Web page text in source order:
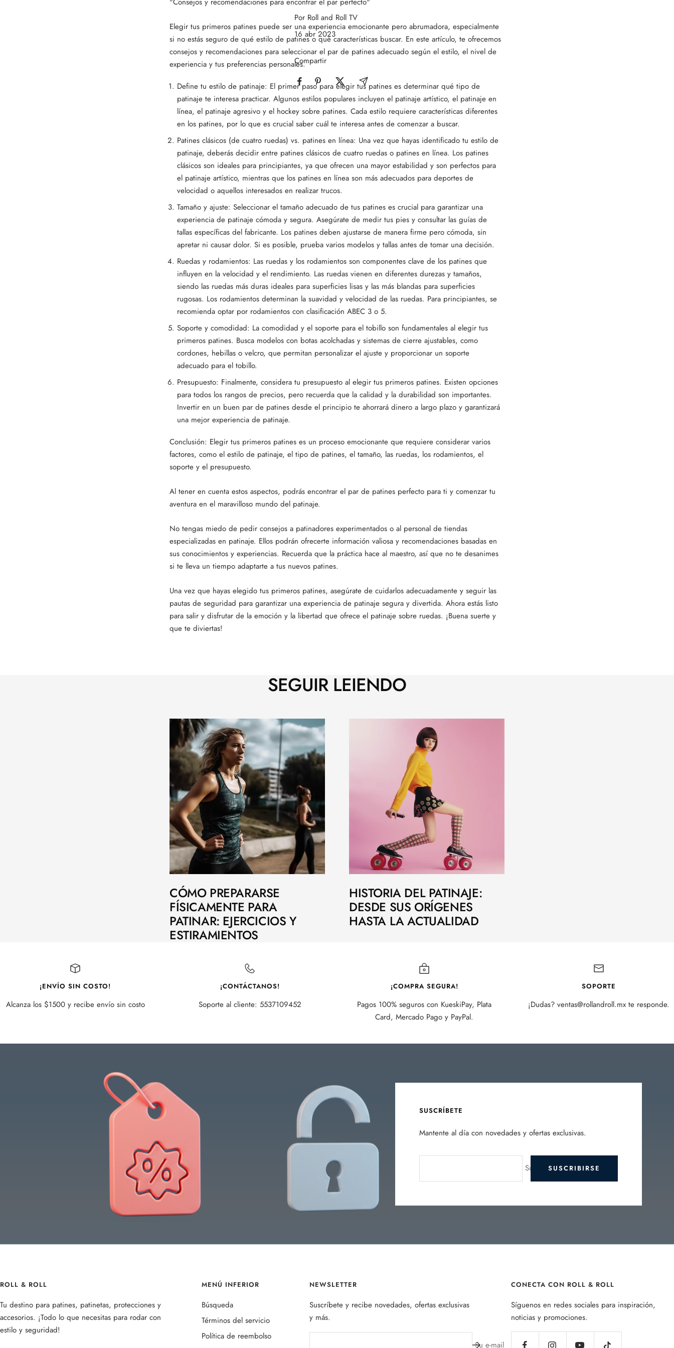
Por Roll and Roll TV
16 abr 2023
Compartir
Elegir tus primeros patines puede ser una experiencia emocionante pero abrumadora, especialmente
si no estás seguro de qué estilo de patines o qué características buscar. En este artículo, te ofrecemos
consejos y recomendaciones para seleccionar el par de patines adecuado según el estilo, el nivel de
experiencia y tus preferencias personales.
Define tu estilo de patinaje: El primer paso para elegir tus patines es determinar qué tipo de
patinaje te interesa practicar. Algunos estilos populares incluyen el patinaje artístico, el patinaje en
línea, el patinaje agresivo y el hockey sobre patines. Cada estilo requiere características diferentes
en los patines, por lo que es crucial saber cuál te interesa antes de comenzar a buscar.
Patines clásicos (de cuatro ruedas) vs. patines en línea: Una vez que hayas identificado tu estilo de
patinaje, deberás decidir entre patines clásicos de cuatro ruedas o patines en línea. Los patines
clásicos son ideales para principiantes, ya que ofrecen una mayor estabilidad y son perfectos para
el patinaje artístico, mientras que los patines en línea son más adecuados para deportes de
velocidad o aquellos interesados en realizar trucos.
Tamaño y ajuste: Seleccionar el tamaño adecuado de tus patines es crucial para garantizar una
experiencia de patinaje cómoda y segura. Asegúrate de medir tus pies y consultar las guías de
tallas específicas del fabricante. Los patines deben ajustarse de manera firme pero cómoda, sin
apretar ni causar dolor. Si es posible, prueba varios modelos y tallas antes de tomar una decisión.
Ruedas y rodamientos: Las ruedas y los rodamientos son componentes clave de los patines que
influyen en la velocidad y el rendimiento. Las ruedas vienen en diferentes durezas y tamaños,
siendo las ruedas más duras ideales para superficies lisas y las más blandas para superficies
rugosas. Los rodamientos determinan la suavidad y velocidad de las ruedas. Para principiantes, se
recomienda optar por rodamientos con clasificación ABEC 3 o 5.
Soporte y comodidad: La comodidad y el soporte para el tobillo son fundamentales al elegir tus
primeros patines. Busca modelos con botas acolchadas y sistemas de cierre ajustables, como
cordones, hebillas o velcro, que permitan personalizar el ajuste y proporcionar un soporte
adecuado para el tobillo.
Presupuesto: Finalmente, considera tu presupuesto al elegir tus primeros patines. Existen opciones
para todos los rangos de precios, pero recuerda que la calidad y la durabilidad son importantes.
Invertir en un buen par de patines desde el principio te ahorrará dinero a largo plazo y garantizará
una mejor experiencia de patinaje.
Conclusión: Elegir tus primeros patines es un proceso emocionante que requiere considerar varios
factores, como el estilo de patinaje, el tipo de patines, el tamaño, las ruedas, los rodamientos, el
soporte y el presupuesto.
Al tener en cuenta estos aspectos, podrás encontrar el par de patines perfecto para ti y comenzar tu
aventura en el maravilloso mundo del patinaje.
No tengas miedo de pedir consejos a patinadores experimentados o al personal de tiendas
especializadas en patinaje. Ellos podrán ofrecerte información valiosa y recomendaciones basadas en
sus conocimientos y experiencias. Recuerda que la práctica hace al maestro, así que no te desanimes
si te lleva un tiempo adaptarte a tus nuevos patines.
Una vez que hayas elegido tus primeros patines, asegúrate de cuidarlos adecuadamente y seguir las
pautas de seguridad para garantizar una experiencia de patinaje segura y divertida. Ahora estás listo
para salir y disfrutar de la emoción y la libertad que ofrece el patinaje sobre ruedas. ¡Buena suerte y
que te diviertas!
SEGUIR LEIENDO
CÓMO PREPARARSE
FÍSICAMENTE PARA
PATINAR: EJERCICIOS Y
ESTIRAMIENTOS
HISTORIA DEL PATINAJE:
DESDE SUS ORÍGENES
HASTA LA ACTUALIDAD
¡ENVÍO SIN COSTO!
Alcanza los $1500 y recibe envío sin costo
¡CONTÁCTANOS!
Soporte al cliente: 5537109452
¡COMPRA SEGURA!
Pagos 100% seguros con KueskiPay, Plata
Card, Mercado Pago y PayPal.
SOPORTE
¡Dudas? ventas@rollandroll.mx te responde.
SUSCRÍBETE
Mantente al día con novedades y ofertas exclusivas.
Su e-mailSUSCRIBIRSE
ROLL & ROLL
Tu destino para patines, patinetas, protecciones y
accesorios. ¡Todo lo que necesitas para rodar con
estilo y seguridad!
MENÚ INFERIOR
Búsqueda
Términos del servicio
Política de reembolso
NEWSLETTER
Suscríbete y recibe novedades, ofertas exclusivas
y más.
Su e-mail
CONECTA CON ROLL & ROLL
Síguenos en redes sociales para inspiración,
noticias y promociones.